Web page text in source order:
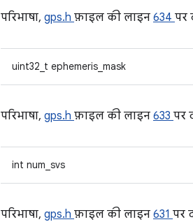
परिभाषा, gps.h फ़ाइल की लाइन 634 पर
uint32_t ephemeris_mask
परिभाषा, gps.h फ़ाइल की लाइन 633 पर
int num_svs
परिभाषा, gps.h फ़ाइल की लाइन 631 पर